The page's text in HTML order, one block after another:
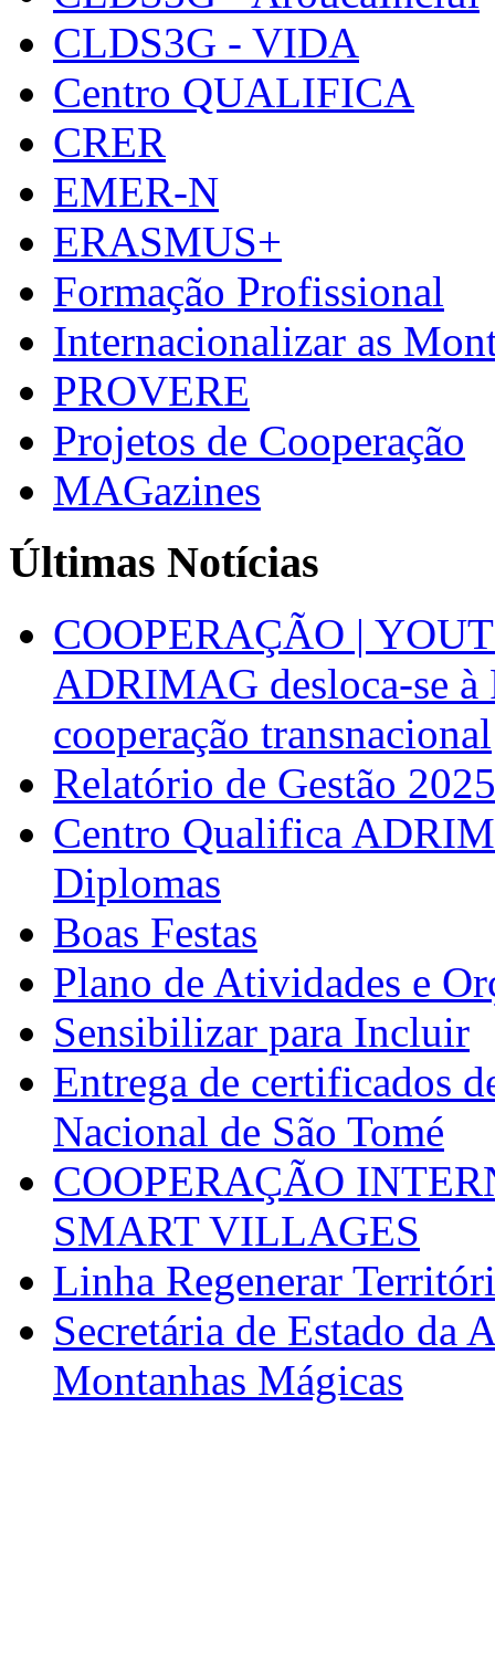
CLDS3G - VIDA
Centro QUALIFICA
CRER
EMER-N
ERASMUS+
Formação Profissional
Internacionalizar as
PROVERE
Projetos de Cooperação
MAGazines
Últimas Notícias
COOPERAÇÃO |
ADRIMAG desloca-se
cooperação transnacional
Relatório de Gestão 2025
Centro Qualifica
Diplomas
Boas Festas
Plano de Atividades e
Sensibilizar para Incluir
Entrega de certificados
Nacional de São Tomé
COOPERAÇÃO
SMART VILLAGES
Linha Regenerar
Secretária de Estado da
Montanhas Mágicas